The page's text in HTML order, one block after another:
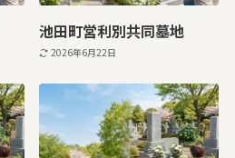
池田町営利別共同墓地
2026年6月22日